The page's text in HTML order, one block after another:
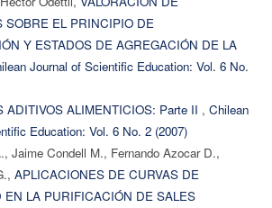
SOBRE EL PRINCIPIO DE
Y ESTADOS DE AGREGACIÓN DE LA
Journal of Scientific Education: Vol. 6 No.
ADITIVOS ALIMENTICIOS: Parte II , Chilean
Education: Vol. 6 No. 2 (2007)
Jaime Condell M., Fernando Azocar D.,
APLICACIONES DE CURVAS DE
EN LA PURIFICACIÓN DE SALES